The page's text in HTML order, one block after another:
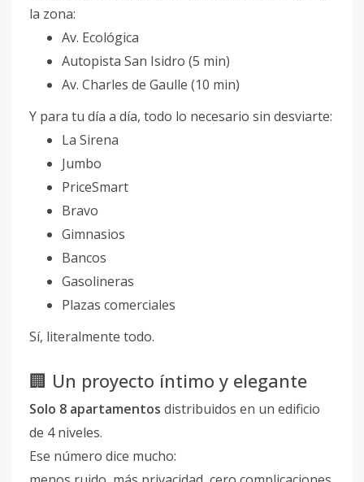
la zona:
Av. Ecológica
Autopista San Isidro (5 min)
Av. Charles de Gaulle (10 min)
Y para tu día a día, todo lo necesario sin desviarte:
La Sirena
Jumbo
PriceSmart
Bravo
Gimnasios
Bancos
Gasolineras
Plazas comerciales
Sí, literalmente todo.
🏢 Un proyecto íntimo y elegante
Solo 8 apartamentos distribuidos en un edificio
de 4 niveles.
Ese número dice mucho: